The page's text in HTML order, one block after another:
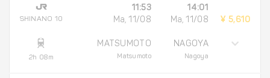
SHINANO 10
2h 08m
11:53
Ma, 11/08
MATSUMOTO
Matsumoto
14:01
Ma, 11/08
NAGOYA
Nagoya
¥ 5,610